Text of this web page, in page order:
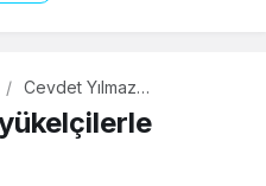
Cevdet Yılmaz
Büyükelçilerle Görüştü